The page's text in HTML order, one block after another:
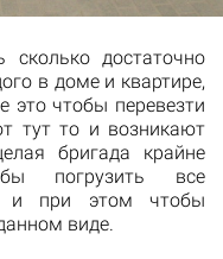
сколько достаточно
в доме и квартире,
это чтобы перевезти
тут то и возникают
бригада крайне
погрузить все
и при этом чтобы
виде.